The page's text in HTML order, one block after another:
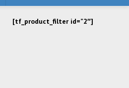
[tf_product_filter id=”2″]